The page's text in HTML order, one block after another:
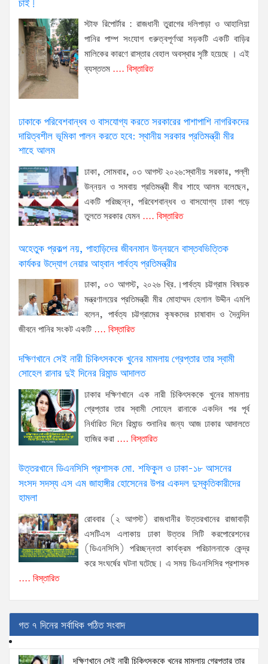
চাই!
স্টাফ রিপোর্টার : রাজধানী তুরাগের দলিপাড়া ও আহালিয়া
পানির পাম্প সংযোগ গুরুত্বপূর্ণআ সড়কটি একটি বাড়ির
মালিকের কারণে রাস্তার বেহাল অবস্থার সৃষ্টি হয়েছে । এই
ব্যস্ততম .... বিস্তারিত
ঢাকাকে পরিবেশবান্ধব ও বাসযোগ্য করতে সরকারের পাশাপাশি নাগরিকদের
দায়িত্বশীল ভূমিকা পালন করতে হবে: স্থানীয় সরকার প্রতিমন্ত্রী মীর
শাহে আলম
ঢাকা, সোমবার, ০৩ আগস্ট ২০২৬:স্থানীয় সরকার, পল্লী
উন্নয়ন ও সমবায় প্রতিমন্ত্রী মীর শাহে আলম বলেছেন,
একটি পরিচ্ছন্ন, পরিবেশবান্ধব ও বাসযোগ্য ঢাকা গড়ে
তুলতে সরকার যেমন .... বিস্তারিত
অহেতুক প্রকল্প নয়, পাহাড়িদের জীবনমান উন্নয়নে বাস্তবভিত্তিক
কার্যকর উদ্যোগ নেয়ার আহ্বান পার্বত্য প্রতিমন্ত্রীর
ঢাকা, ০৩ আগস্ট, ২০২৬ খ্রি.।পার্বত্য চট্টগ্রাম বিষয়ক
মন্ত্রণালয়ের প্রতিমন্ত্রী মীর মোহাম্মদ হেলাল উদ্দীন এমপি
বলেন, পার্বত্য চট্টগ্রামের কৃষকদের চাষাবাদ ও দৈনন্দিন
জীবনে পানির সংকট একটি .... বিস্তারিত
দক্ষিণখানে সেই নারী চিকিৎসককে খুনের মামলায় গ্রেপ্তার তার স্বামী
সোহেল রানার দুই দিনের রিমান্ড আদালত
ঢাকার দক্ষিণখানে এক নারী চিকিৎসককে খুনের মামলায়
গ্রেপ্তার তার স্বামী সোহেল রানাকে একদিন পর পূর্ব
নির্ধারিত দিনে রিমান্ড শুনানির জন্য আজ ঢাকার আদালতে
হাজির করা .... বিস্তারিত
উত্তরখানে ডিএনসিসি প্রশাসক মো. শফিকুল ও ঢাকা-১৮ আসনের
সংসদ সদস্য এস এম জাহাঙ্গীর হোসেনের উপর একদল দুস্কৃতিকারীদের
হামলা
রোববার (২ আগস্ট) রাজধানীর উত্তরখানের রাজাবাড়ী
এসটিএস এলাকায় ঢাকা উত্তর সিটি করপোরেশনের
(ডিএনসিসি) পরিচ্ছন্নতা কার্যক্রম পরিচালনাকে কেন্দ্র
করে সংঘর্ষের ঘটনা ঘটেছে। এ সময় ডিএনসিসির প্রশাসক
.... বিস্তারিত
গত ৭ দিনের সর্বাধিক পঠিত সংবাদ